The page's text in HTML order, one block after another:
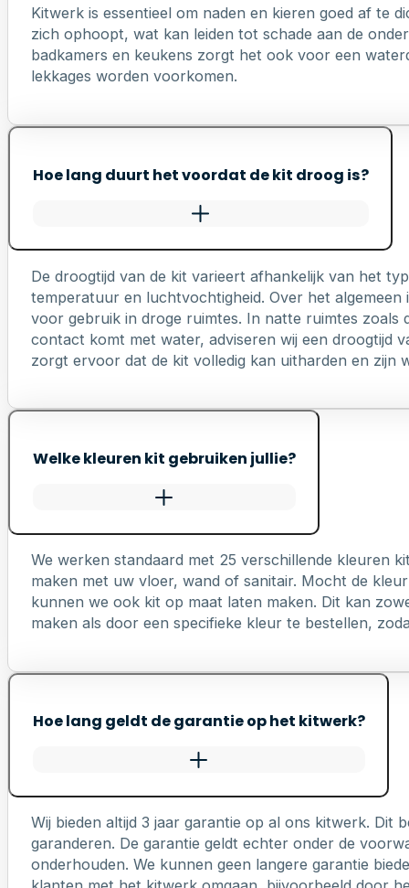
Kitwerk is essentieel om naden en kieren goed af te
zich ophoopt, wat kan leiden tot schade aan de
badkamers en keukens zorgt het ook voor een
lekkages worden voorkomen.
Hoe lang duurt het voordat de kit droog is?
De droogtijd van de kit varieert afhankelijk van het
temperatuur en luchtvochtigheid. Over het
voor gebruik in droge ruimtes. In natte ruimtes zoals
contact komt met water, adviseren wij een droogtijd
zorgt ervoor dat de kit volledig kan uitharden en zijn
Welke kleuren kit gebruiken jullie?
We werken standaard met 25 verschillende kleuren
maken met uw vloer, wand of sanitair. Mocht de
kunnen we ook kit op maat laten maken. Dit kan
maken als door een specifieke kleur te bestellen,
Hoe lang geldt de garantie op het kitwerk?
Wij bieden altijd 3 jaar garantie op al ons kitwerk. Dit
garanderen. De garantie geldt echter onder de
onderhouden. We kunnen geen langere garantie